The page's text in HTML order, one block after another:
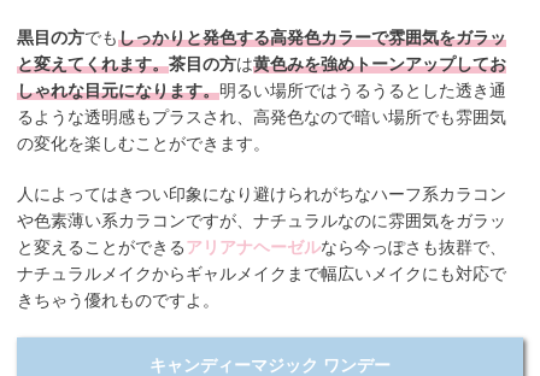
黒目の方でもしっかりと発色する高発色カラーで雰囲気をガラッ
と変えてくれます。茶目の方は黄色みを強めトーンアップしてお
しゃれな目元になります。明るい場所ではうるうるとした透き通
るような透明感もプラスされ、高発色なので暗い場所でも雰囲気
の変化を楽しむことができます。
人によってはきつい印象になり避けられがちなハーフ系カラコン
や色素薄い系カラコンですが、ナチュラルなのに雰囲気をガラッ
と変えることができるアリアナヘーゼルなら今っぽさも抜群で、
ナチュラルメイクからギャルメイクまで幅広いメイクにも対応で
きちゃう優れものですよ。
キャンディーマジック ワンデー